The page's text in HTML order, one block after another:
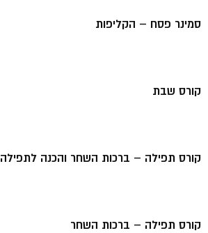
סמינר פסח – הקליפות
קורס שבת
קורס תפילה – ברכות השחר והכנה לתפילה
קורס תפילה – ברכות השחר